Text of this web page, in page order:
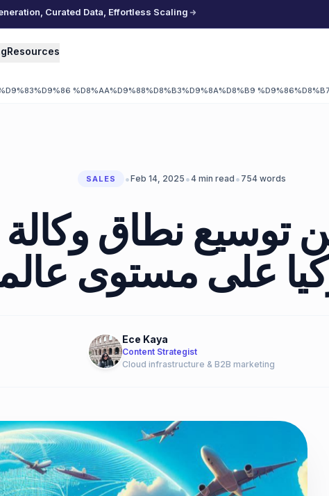
Curated Data, Effortless Scaling
Resources
%D8%AA%D9%88%D8%B3%D9%8A%D8%B9
SALES •Feb 14, 2025 •4 min read • 754 words
توسيع نطاق وكالة
على مستوى
Ece Kaya
Content Strategist
Cloud infrastructure & B2B marketing